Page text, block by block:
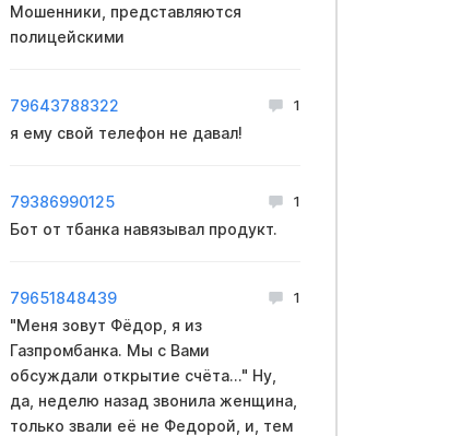
Мошенники, представляются
полицейскими
79643788322 1
я ему свой телефон не давал!
79386990125 1
Бот от тбанка навязывал продукт.
79651848439 1
"Меня зовут Фёдор, я из
Газпромбанка. Мы с Вами
обсуждали открытие счёта..." Ну,
да, неделю назад звонила женщина,
только звали её не Федорой, и, тем